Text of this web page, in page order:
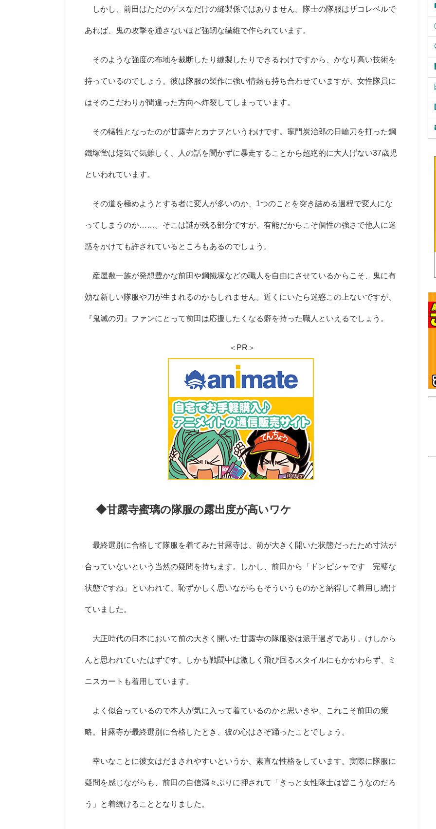
しかし、前田はただのゲスなだけの縫製係ではありません。隊士の隊服はザコレベルで
あれば、鬼の攻撃を通さないほど強靭な繊維で作られています。
そのような強度の布地を裁断したり縫製したりできるわけですから、かなり高い技術を
持っているのでしょう。彼は隊服の製作に強い情熱も持ち合わせていますが、女性隊員に
はそのこだわりが間違った方向へ炸裂してしまっています。
その犠牲となったのが甘露寺とカナヲというわけです。竈門炭治郎の日輪刀を打った鋼
鐵塚蛍は短気で気難しく、人の話を聞かずに暴走することから超絶的に大人げない37歳児
といわれています。
その道を極めようとする者に変人が多いのか、 1つのことを突き詰める過程で変人にな
ってしまうのか……。そこは謎が残る部分ですが、有能だからこそ個性の強さで他人に迷
惑をかけても許されているところもあるのでしょう。
産屋敷一族が発想豊かな前田や鋼鐵塚などの職人を自由にさせているからこそ、鬼に有
効な新しい隊服や刀が生まれるのかもしれません。近くにいたら迷惑この上ないですが、
『鬼滅の刃』ファンにとって前田は応援したくなる癖を持った職人といえるでしょう。
＜PR＞
◆甘露寺蜜璃の隊服の露出度が高いワケ
最終選別に合格して隊服を着てみた甘露寺は、前が大きく開いた状態だったため寸法が
合っていないという当然の疑問を持ちます。しかし、前田から「ドンピシャです 完璧な
状態ですね」といわれて、恥ずかしく思いながらもそういうものかと納得して着用し続け
ていました。
大正時代の日本において前の大きく開いた甘露寺の隊服姿は派手過ぎであり、けしから
んと思われていたはずです。しかも戦闘中は激しく飛び回るスタイルにもかかわらず、ミ
ニスカートも着用しています。
よく似合っているので本人が気に入って着ているのかと思いきや、これこそ前田の策
略。甘露寺が最終選別に合格したとき、彼の心はさぞ踊ったことでしょう。
幸いなことに彼女はだまされやすいというか、素直な性格をしています。実際に隊服に
疑問を感じながらも、前田の自信満々ぶりに押されて「きっと女性隊士は皆こうなのだろ
う」と着続けることとなりました。